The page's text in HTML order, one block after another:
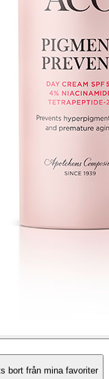
bort från mina favoriter